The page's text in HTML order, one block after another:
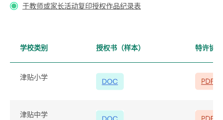
于教师或家长活动复印授权作品纪录表
学校类别 授权书（样本） 特许协
津贴小学
津贴中学